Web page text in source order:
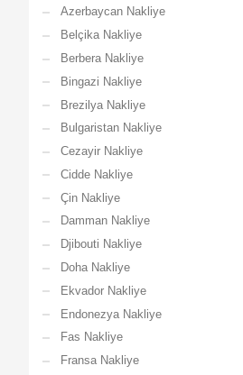
Azerbaycan Nakliye
Belçika Nakliye
Berbera Nakliye
Bingazi Nakliye
Brezilya Nakliye
Bulgaristan Nakliye
Cezayir Nakliye
Cidde Nakliye
Çin Nakliye
Damman Nakliye
Djibouti Nakliye
Doha Nakliye
Ekvador Nakliye
Endonezya Nakliye
Fas Nakliye
Fransa Nakliye